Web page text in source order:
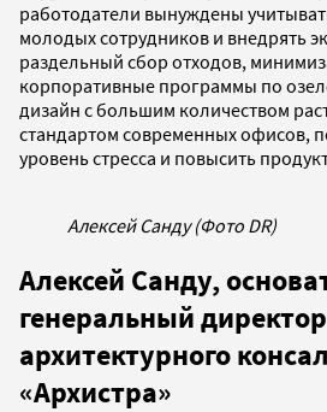
работодатели вынуждены
молодых сотрудников и внедрять
раздельный сбор отходов,
корпоративные программы по
дизайн с большим количеством
стандартом современных офисов,
уровень стресса и повысить
Алексей Санду (Фото DR)
Алексей Санду,
генеральный директор
архитектурного
«Архистра»